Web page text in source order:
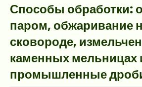
Способы обработки:
паром, обжаривание
сковороде,
каменных мельницах
промышленные